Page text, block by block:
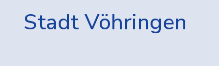
Stadt Vöhringen